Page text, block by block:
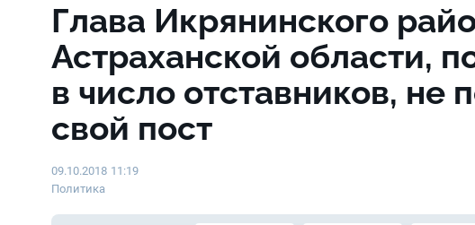
Глава Икрянинского
Астраханской области,
в число отставников, не
свой пост
09.10.2018 11:19
Политика